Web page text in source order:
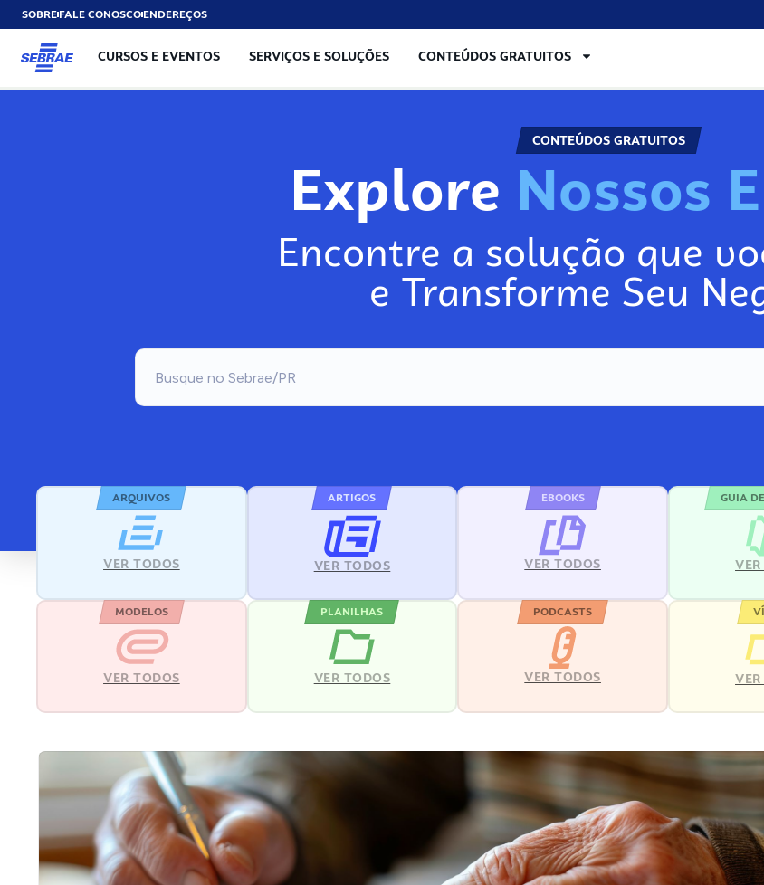
SOBREFALE CONOSCOENDEREÇOS
CURSOS E EVENTOS SERVIÇOS E SOLUÇÕES CONTEÚDOS GRATUITOS
CONTEÚDOS GRATUITOS
Explore
Encontre a solução que
e Transforme Seu
ARQUIVOS
VER TODOS
ARTIGOS
VER TODOS
EBOOKS
VER TODOS
GUIA
MODELOS
VER TODOS
PLANILHAS
VER TODOS
PODCASTS
VER TODOS